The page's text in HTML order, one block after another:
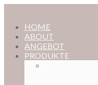
HOME
ABOUT
ANGEBOT
PRODUKTE